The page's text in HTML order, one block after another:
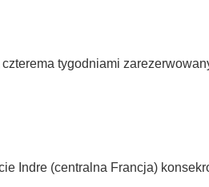
tygodniami
Indre (centralna Francja)